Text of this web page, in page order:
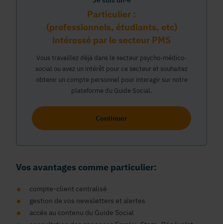
Particulier :
(professionnels, étudiants, etc)
intéressé par le secteur PMS
Vous travaillez déjà dans le secteur psycho-médico-
social ou avez un intérêt pour ce secteur et souhaitez
obtenir un compte personnel pour interagir sur notre
plateforme du Guide Social.
Continuer
Vos avantages comme particulier:
compte-client centralisé
gestion de vos newsletters et alertes
accés au contenu du Guide Social